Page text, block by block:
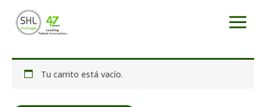
contenido
Tu carrito está vacío.